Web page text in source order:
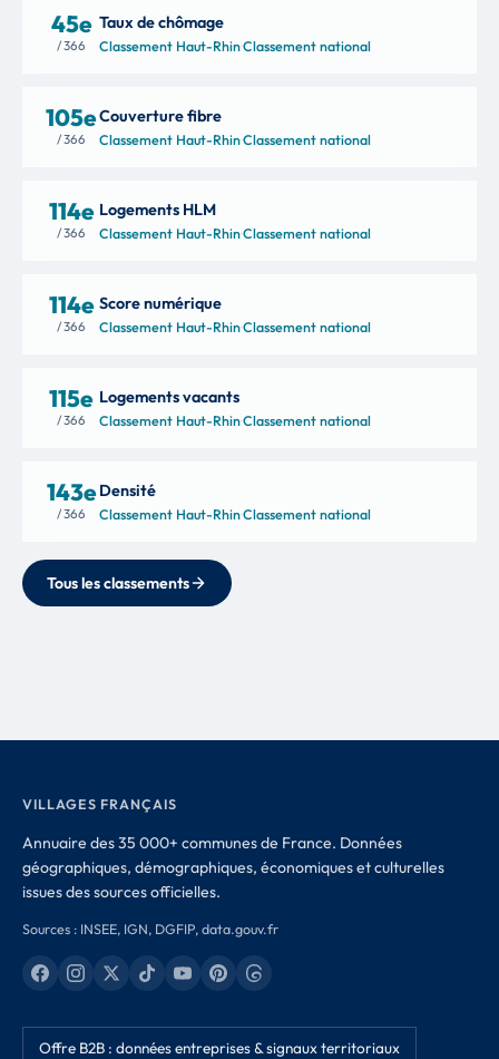
45e
/ 366
Taux de chômage
Classement Haut-Rhin·Classement national
105e
/ 366
Couverture fibre
Classement Haut-Rhin·Classement national
114e
/ 366
Logements HLM
Classement Haut-Rhin·Classement national
114e
/ 366
Score numérique
Classement Haut-Rhin·Classement national
115e
/ 366
Logements vacants
Classement Haut-Rhin·Classement national
143e
/ 366
Densité
Classement Haut-Rhin·Classement national
Tous les classements
VILLAGES FRANÇAIS
Annuaire des 35 000+ communes de France. Données
géographiques, démographiques, économiques et culturelles
issues des sources officielles.
Sources : INSEE, IGN, DGFIP, data.gouv.fr
Offre B2B : données entreprises & signaux territoriaux